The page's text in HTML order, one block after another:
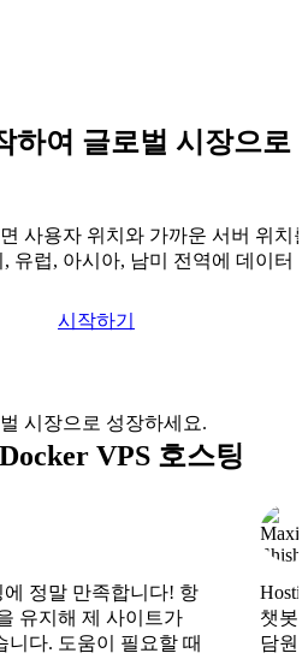
하여 글로벌 시장으로
사용자 위치와 가까운 서버 위치
유럽, 아시아, 남미 전역에 데이터
시작하기
VPS 호스팅
에 정말 만족합니다! 항
유지해 제 사이트가
니다. 도움이 필요할 때
챗봇
담원